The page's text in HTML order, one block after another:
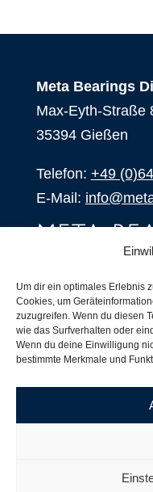
Um dir ein optimales Erlebnis
Cookies, um
zuzugreifen. Wenn du diesen
wie das Surfverhalten oder
Wenn du deine Einwilligung
bestimmte Merkmale und
Meta Bearings
Max-Eyth-Straße
35394 Gießen
Telefon: +49
E-Mail:
SHOP
Produkte
Unsere Partner
Versand,